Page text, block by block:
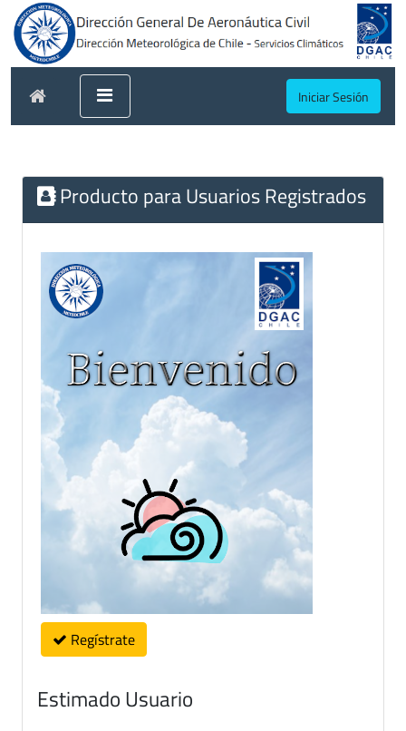
Iniciar Sesión
Producto para Usuarios Registrados
Regístrate
Estimado Usuario